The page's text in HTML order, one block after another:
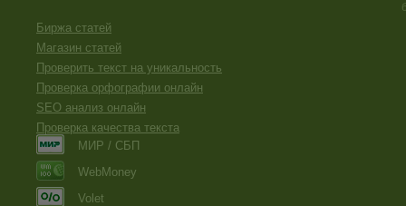
Биржа статей
Магазин статей
Проверить текст на уникальность
Проверка орфографии онлайн
SEO анализ онлайн
Проверка качества текста
МИР / СБП
WebMoney
Volet